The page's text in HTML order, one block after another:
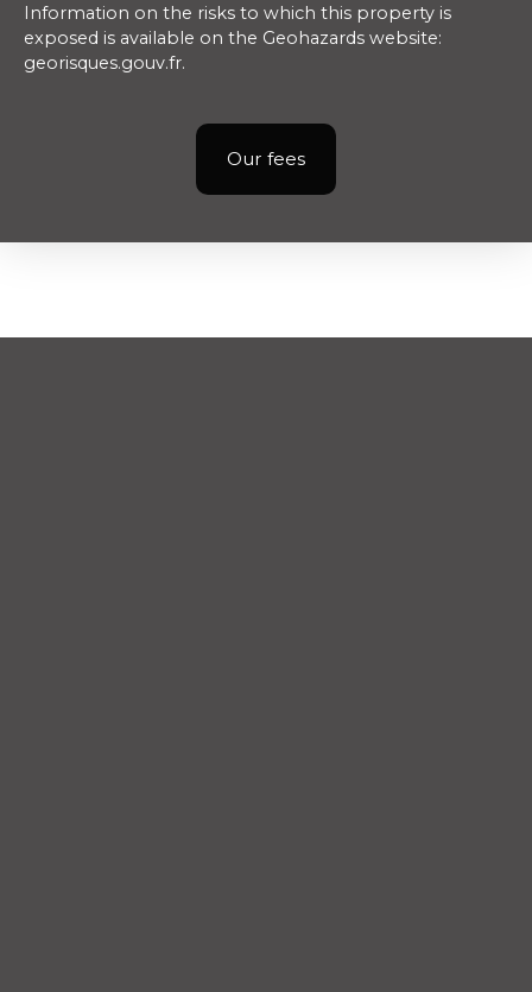
Information on the risks to which this property is
exposed is available on the Geohazards website:
georisques.gouv.fr.
Our fees